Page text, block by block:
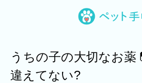
うちの子の大切なお薬
違えてない?